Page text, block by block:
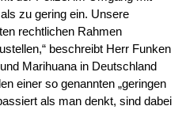
zu gering ein. Unsere
rechtlichen Rahmen
beschreibt Herr Funken
Marihuana in Deutschland
einer so genannten „geringen
als man denkt, sind dabei